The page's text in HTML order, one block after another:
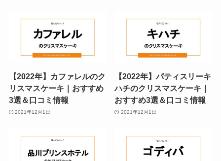
【2022年】カファレルのク
リスマスケーキ｜おすすめ
3選＆口コミ情報
2021年12月1日
【2022年】パティスリーキ
ハチのクリスマスケーキ｜
おすすめ3選＆口コミ情報
2021年12月1日